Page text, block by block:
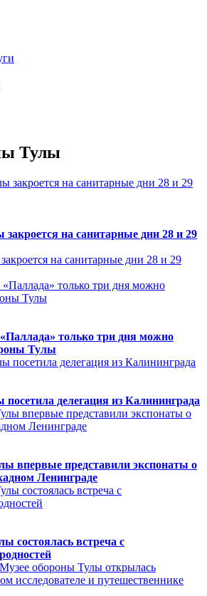
Тулы
на санитарные дни 28 и 29
на санитарные дни 28 и 29
только три дня можно
Тулы
делегация из Калининграда
впервые представили экспонаты о
Ленинграде
состоялась встреча с